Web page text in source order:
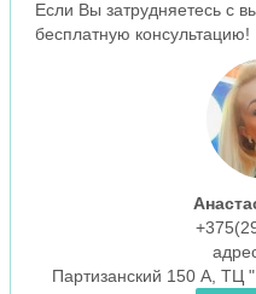
Если Вы затрудняетесь с
бесплатную консультацию!
Партизанский 150 А,